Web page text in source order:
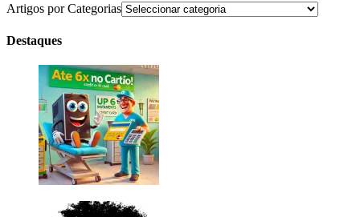
Artigos por Categorias
Destaques